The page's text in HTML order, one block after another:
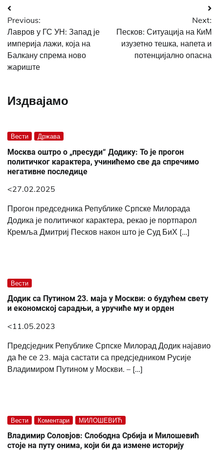
Post
navigation
Previous:
Лавров у ГС УН: Запад је
империја лажи, која на
Балкану спрема ново
жариште
Next:
Песков: Ситуација на КиМ
изузетно тешка, напета и
потенцијално опасна
Издвајамо
Вести Држава
Москва оштро о „пресуди“ Додику: То је прогон
политичког карактера, учинићемо све да спречимо
негативне последице
<27.02.2025
Прогон председника Републике Српске Милорада
Додика је политичког карактера, рекао је портпарол
Кремља Дмитриј Песков након што је Суд БиХ […]
Вести
Додик са Путином 23. маја у Москви: о будућем свету
и економској сарадњи, а уручиће му и орден
<11.05.2023
Предсједник Републике Српске Милорад Додик најавио
да ће се 23. маја састати са предсједником Русије
Владимиром Путином у Москви. – […]
Вести Коментари МИЛОШЕВИЋ
Владимир Соловјов: Слободна Србија и Милошевић
стоје на путу онима, који би да измене историју